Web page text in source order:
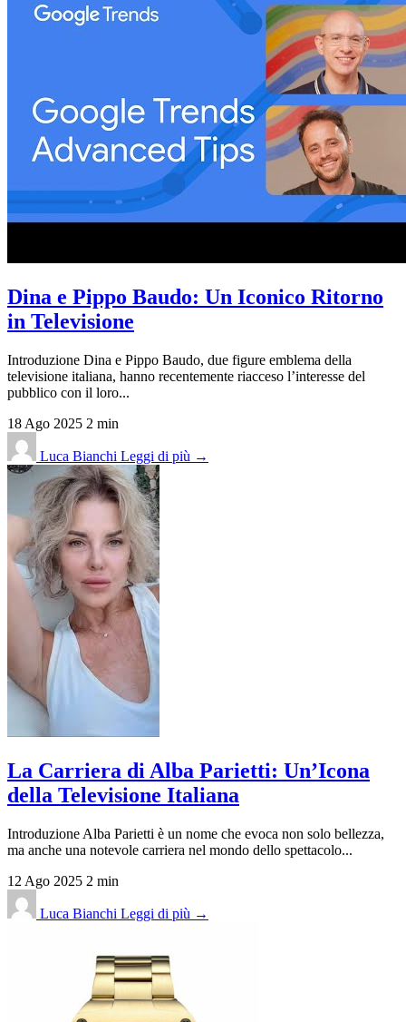
Dina e Pippo Baudo: Un Iconico Ritorno
in Televisione
Introduzione Dina e Pippo Baudo, due figure emblema della
televisione italiana, hanno recentemente riacceso l’interesse del
pubblico con il loro...
18 Ago 2025 2 min
Luca Bianchi Leggi di più →
La Carriera di Alba Parietti: Un’Icona
della Televisione Italiana
Introduzione Alba Parietti è un nome che evoca non solo bellezza,
ma anche una notevole carriera nel mondo dello spettacolo...
12 Ago 2025 2 min
Luca Bianchi Leggi di più →